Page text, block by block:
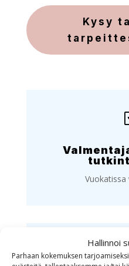
Hallinnoi
Parhaan kokemuksen
Kysy
Vuokatissa